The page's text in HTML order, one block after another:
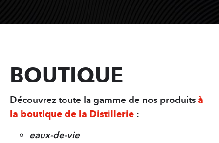
Développement
BOUTIQUE
Découvrez toute la gamme de nos produits à
la boutique de la Distillerie :
eaux-de-vie